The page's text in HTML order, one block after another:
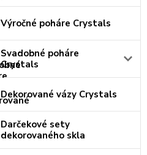
Výročné poháre Crystals
Svadobné poháre
Crystals
Dekorované vázy Crystals
Darčekové sety
dekorovaného skla